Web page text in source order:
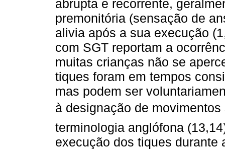
abrupta e recorrente,
premonitória (sensação de
alivia após a sua execução
com SGT reportam a
muitas crianças não se
tiques foram em tempos
mas podem ser
à designação de movimentos
terminologia anglófona
execução dos tiques durante